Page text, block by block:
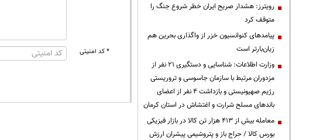
* کد امنیتی
رویترز: هشدار صریح ایران خطر شروع جنگ را
متوقف کرد
پیامدهای کنوانسیون خزر از واگذاری بحرین هم
زیان‌بارتر است
وزارت اطلاعات: شناسایی و دستگیری ۲۱ نفر از
مزدوران مرتبط با سازمان جاسوسی و تروریستی
رژیم صهیونیستی و بازداشت ۴ نفر از اعضای
باندهای مسلح شرارت و اغتشاش در استان کرمان
معامله بیش از ۴۱۳ هزار تن کالا در بازار فیزیکی
بورس کالا / حراج باز و پتروشیمی پیشران ارزش